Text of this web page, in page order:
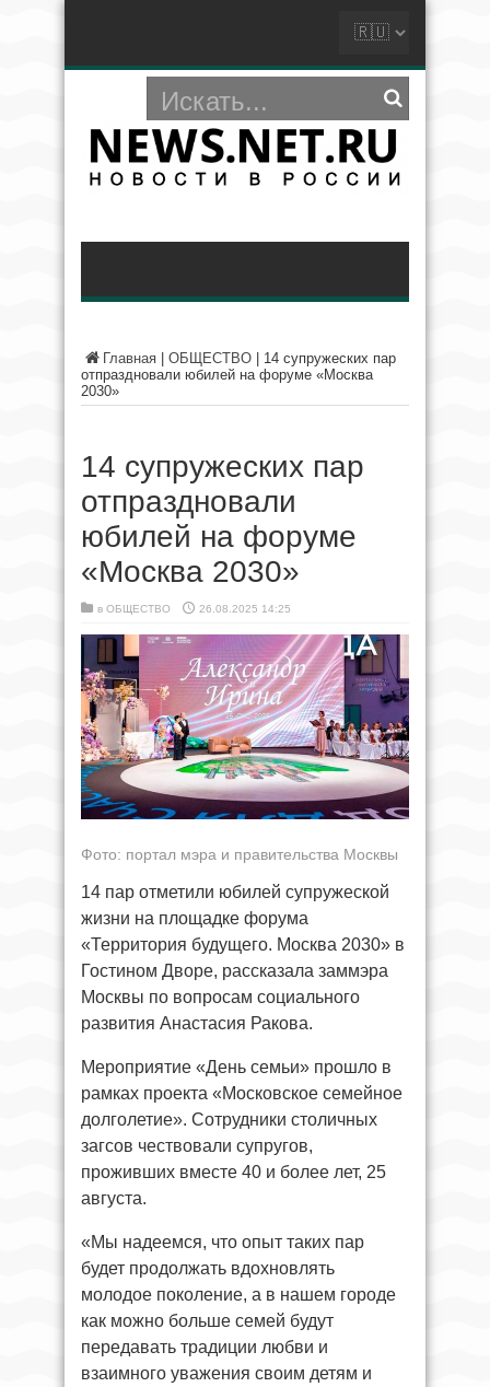
Главная ОБЩЕСТВО
14 супружеских пар
отпраздновали юбилей на форуме «Москва
2030»
14 супружеских пар
отпраздновали
юбилей на форуме
«Москва 2030»
в ОБЩЕСТВО 26.08.2025 14:25
Фото: портал мэра и правительства Москвы
14 пар отметили юбилей супружеской
жизни на площадке форума
«Территория будущего. Москва 2030» в
Гостином Дворе, рассказала заммэра
Москвы по вопросам социального
развития Анастасия Ракова.
Мероприятие «День семьи» прошло в
рамках проекта «Московское семейное
долголетие». Сотрудники столичных
загсов чествовали супругов,
проживших вместе 40 и более лет, 25
августа.
«Мы надеемся, что опыт таких пар
будет продолжать вдохновлять
молодое поколение, а в нашем городе
как можно больше семей будут
передавать традиции любви и
взаимного уважения своим детям и